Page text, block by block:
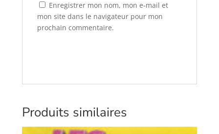
Enregistrer mon nom, mon e-mail et
mon site dans le navigateur pour mon
prochain commentaire.
Produits similaires